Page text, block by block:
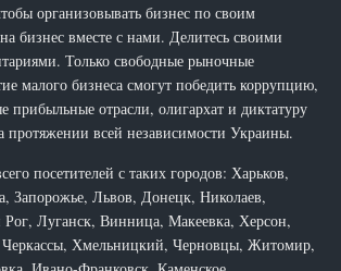
организовывать бизнес по своим
бизнес вместе с нами. Делитесь своими
Только свободные рыночные
малого бизнеса смогут победить коррупцию,
отрасли, олигархат и диктатуру
протяжении всей независимости Украины.
посетителей с таких городов: Харьков,
Запорожье, Львов, Донецк, Николаев,
Луганск, Винница, Макеевка, Херсон,
Черкассы, Хмельницкий, Черновцы, Житомир,